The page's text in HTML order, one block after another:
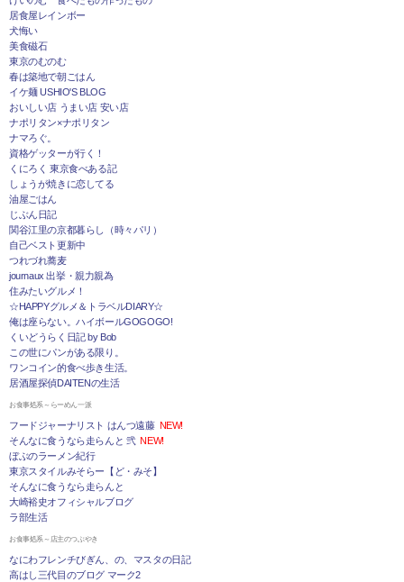
居食屋レインボー
犬悔い
美食磁石
東京のむのむ
春は築地で朝ごはん
イケ麺 USHIO'S BLOG
おいしい店 うまい店 安い店
ナポリタン×ナポリタン
ナマろぐ。
資格ゲッターが行く！
くにろく 東京食べある記
しょうが焼きに恋してる
油屋ごはん
じぶん日記
関谷江里の京都暮らし（時々パリ）
自己ベスト更新中
つれづれ蕎麦
journaux 出挙・親力親為
住みたいグルメ！
☆HAPPYグルメ＆トラベルDIARY☆
俺は座らない。ハイボールGOGOGO!
くいどうらく日記 by Bob
この世にパンがある限り。
ワンコイン的食べ歩き生活。
居酒屋探偵DAITENの生活
お食事処系～らーめん一派
フードジャーナリスト はんつ遠藤 NEW!
そんなに食うなら走らんと 弐 NEW!
ぼぶのラーメン紀行
東京スタイルみそらー【ど・みそ】
そんなに食うなら走らんと
大崎裕史オフィシャルブログ
ラ部生活
お食事処系～店主のつぶやき
なにわフレンチびぎん、の、マスタの日記
高はし三代目のブログ マーク2